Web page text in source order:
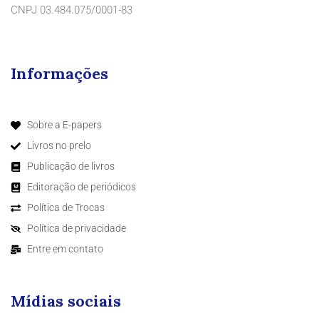
CNPJ 03.484.075/0001-83
Informações
Sobre a E-papers
Livros no prelo
Publicação de livros
Editoração de periódicos
Política de Trocas
Política de privacidade
Entre em contato
Mídias sociais